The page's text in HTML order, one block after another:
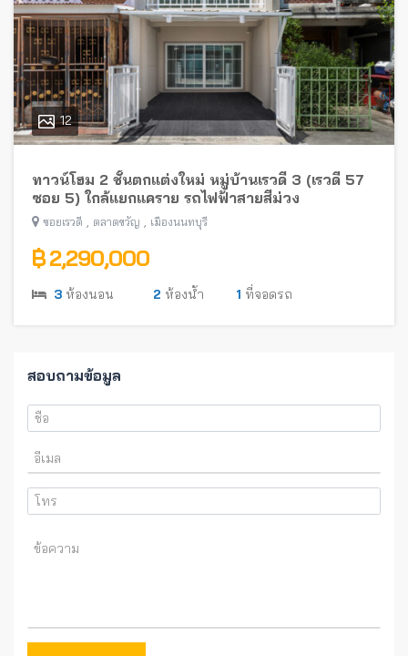
12
ทาวน์โฮม 2 ชั้นตกแต่งใหม่ หมู่บ้านเรวดี 3 (เรวดี 57
ซอย 5) ใกล้แยกแคราย รถไฟฟ้าสายสีม่วง
ซอยเรวดี ตลาดขวัญ เมืองนนทบุรี
฿ 2,290,000
3 ห้องนอน 2 ห้องน้ำ 1 ที่จอดรถ
สอบถามข้อมูล